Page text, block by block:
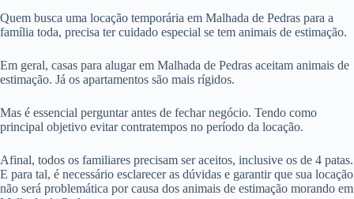
Quem busca uma locação temporária em Malhada de Pedras para a
família toda, precisa ter cuidado especial se tem animais de estimação.
Em geral, casas para alugar em Malhada de Pedras aceitam animais de
estimação. Já os apartamentos são mais rígidos.
Mas é essencial perguntar antes de fechar negócio. Tendo como
principal objetivo evitar contratempos no período da locação.
Afinal, todos os familiares precisam ser aceitos, inclusive os de 4 patas.
E para tal, é necessário esclarecer as dúvidas e garantir que sua locação
não será problemática por causa dos animais de estimação morando em